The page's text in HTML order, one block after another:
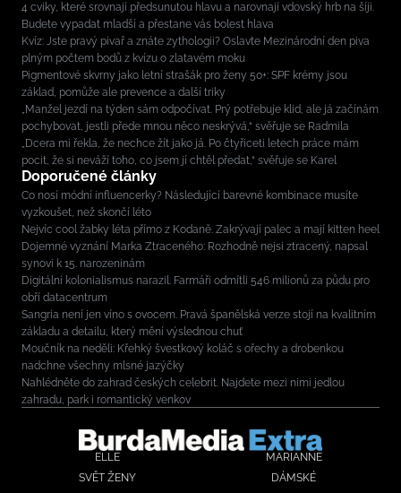
4 cviky, které srovnají předsunutou hlavu a narovnají vdovský hrb na šíji.
Budete vypadat mladší a přestane vás bolest hlava
Kvíz: Jste pravý pivař a znáte zythologii? Oslavte Mezinárodní den piva
plným počtem bodů z kvízu o zlatavém moku
Pigmentové skvrny jako letní strašák pro ženy 50+: SPF krémy jsou
základ, pomůže ale prevence a další triky
„Manžel jezdí na týden sám odpočívat. Prý potřebuje klid, ale já začínám
pochybovat, jestli přede mnou něco neskrývá,“ svěřuje se Radmila
„Dcera mi řekla, že nechce žít jako já. Po čtyřiceti letech práce mám
pocit, že si neváží toho, co jsem jí chtěl předat,“ svěřuje se Karel
Doporučené články
Co nosí módní influencerky? Následující barevné kombinace musíte
vyzkoušet, než skončí léto
Nejvíc cool žabky léta přímo z Kodaně. Zakrývají palec a mají kitten heel
Dojemné vyznání Marka Ztraceného: Rozhodně nejsi ztracený, napsal
synovi k 15. narozeninám
Digitální kolonialismus narazil. Farmáři odmítli 546 milionů za půdu pro
obří datacentrum
Sangria není jen víno s ovocem. Pravá španělská verze stojí na kvalitním
základu a detailu, který mění výslednou chuť
Moučník na neděli: Křehký švestkový koláč s ořechy a drobenkou
nadchne všechny mlsné jazýčky
Nahlédněte do zahrad českých celebrit. Najdete mezi nimi jedlou
zahradu, park i romantický venkov
ELLE
MARIANNE
SVĚT ŽENY
DÁMSKÉ